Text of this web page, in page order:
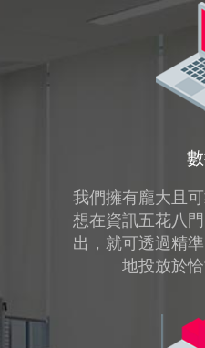
我們擁有龐大且
想在資訊五花八
出，就可透過精
地投放於恰